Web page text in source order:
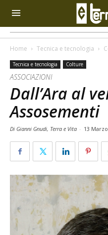
Home Tecnica e tecnologia
Tecnica e tecnologia Colture
ASSOCIAZIONI
Dall’Ara al
Assosementi
Di Gianni Gnudi, Terra e Vita - 13